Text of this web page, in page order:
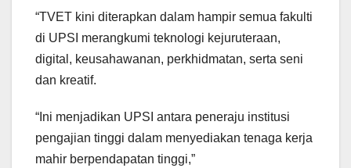
“TVET kini diterapkan dalam hampir semua fakulti
di UPSI merangkumi teknologi kejuruteraan,
digital, keusahawanan, perkhidmatan, serta seni
dan kreatif.
“Ini menjadikan UPSI antara peneraju institusi
pengajian tinggi dalam menyediakan tenaga kerja
mahir berpendapatan tinggi,”